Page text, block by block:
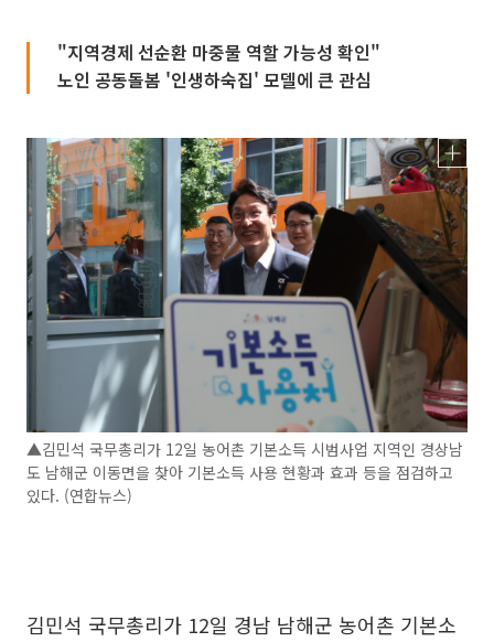
"지역경제 선순환 마중물 역할 가능성 확인"
노인 공동돌봄 '인생하숙집' 모델에 큰 관심
▲김민석 국무총리가 12일 농어촌 기본소득 시범사업 지역인 경상남
도 남해군 이동면을 찾아 기본소득 사용 현황과 효과 등을 점검하고
있다. (연합뉴스)
김민석 국무총리가 12일 경남 남해군 농어촌 기본소